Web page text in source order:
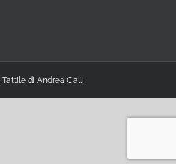
di Andrea Galli